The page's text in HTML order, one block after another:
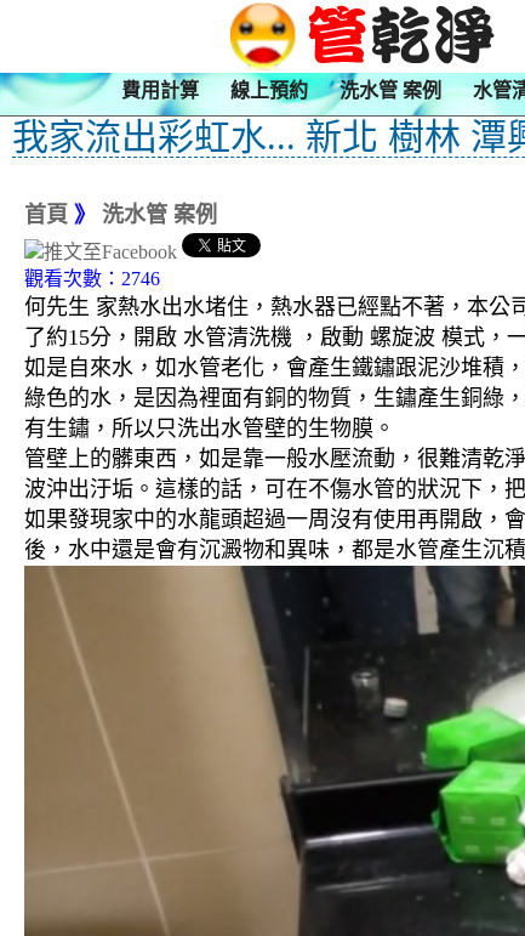
費用計算 線上預約 洗水管 案例 水管
我家流出彩虹水... 新北 樹林 潭
首頁 》 洗水管 案例
觀看次數：2746
何先生 家熱水出水堵住，熱水器已經點不著，本
了約15分，開啟 水管清洗機 ，啟動 螺旋波 模式
如是自來水，如水管老化，會產生鐵鏽跟泥沙堆積
綠色的水，是因為裡面有銅的物質，生鏽產生銅綠
有生鏽，所以只洗出水管壁的生物膜。
管壁上的髒東西，如是靠一般水壓流動，很難清乾
波沖出汙垢。這樣的話，可在不傷水管的狀況下，
如果發現家中的水龍頭超過一周沒有使用再開啟，
後，水中還是會有沉澱物和異味，都是水管產生沉